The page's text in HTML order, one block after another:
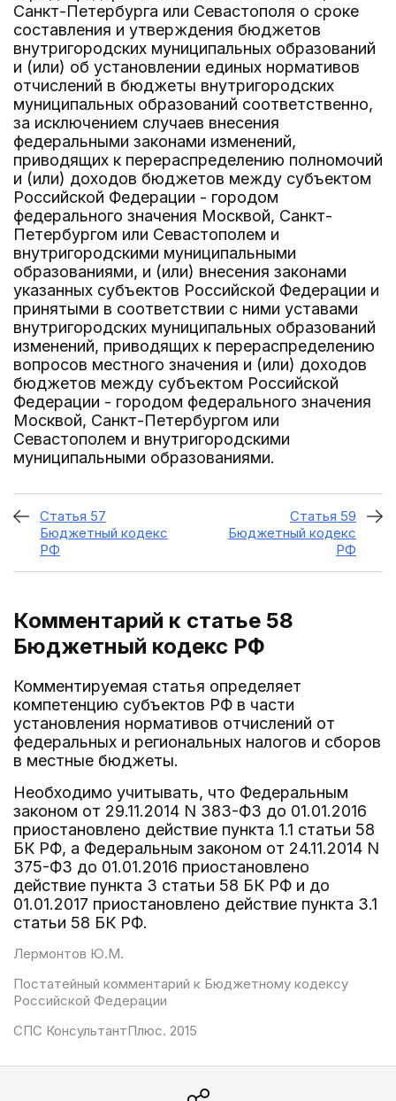
Санкт-Петербурга или Севастополя о сроке
составления и утверждения бюджетов
внутригородских муниципальных образований
и (или) об установлении единых нормативов
отчислений в бюджеты внутригородских
муниципальных образований соответственно,
за исключением случаев внесения
федеральными законами изменений,
приводящих к перераспределению полномочий
и (или) доходов бюджетов между субъектом
Российской Федерации - городом
федерального значения Москвой, Санкт-
Петербургом или Севастополем и
внутригородскими муниципальными
образованиями, и (или) внесения законами
указанных субъектов Российской Федерации и
принятыми в соответствии с ними уставами
внутригородских муниципальных образований
изменений, приводящих к перераспределению
вопросов местного значения и (или) доходов
бюджетов между субъектом Российской
Федерации - городом федерального значения
Москвой, Санкт-Петербургом или
Севастополем и внутригородскими
муниципальными образованиями.
Статья 57
Бюджетный кодекс
РФ
Статья 59
Бюджетный кодекс
РФ
Комментарий к статье 58
Бюджетный кодекс РФ
Комментируемая статья определяет
компетенцию субъектов РФ в части
установления нормативов отчислений от
федеральных и региональных налогов и сборов
в местные бюджеты.
Необходимо учитывать, что Федеральным
законом от 29.11.2014 N 383-ФЗ до 01.01.2016
приостановлено действие пункта 1.1 статьи 58
БК РФ, а Федеральным законом от 24.11.2014 N
375-ФЗ до 01.01.2016 приостановлено
действие пункта 3 статьи 58 БК РФ и до
01.01.2017 приостановлено действие пункта 3.1
статьи 58 БК РФ.
Лермонтов Ю.М.
Постатейный комментарий к Бюджетному кодексу
Российской Федерации
СПС КонсультантПлюс. 2015